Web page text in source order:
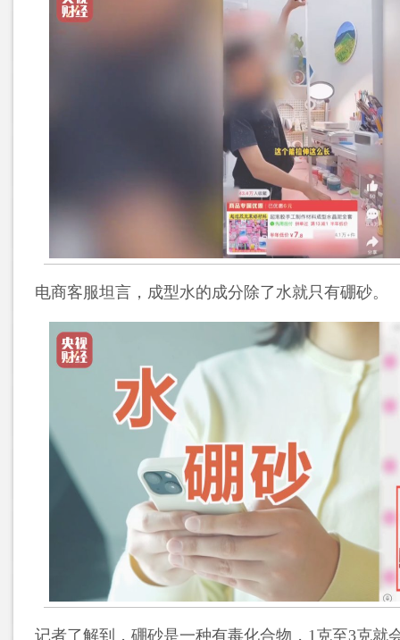
电商客服坦言，成型水的成分除了水就只有硼砂。
记者了解到，硼砂是一种有毒化合物，1克至3克就